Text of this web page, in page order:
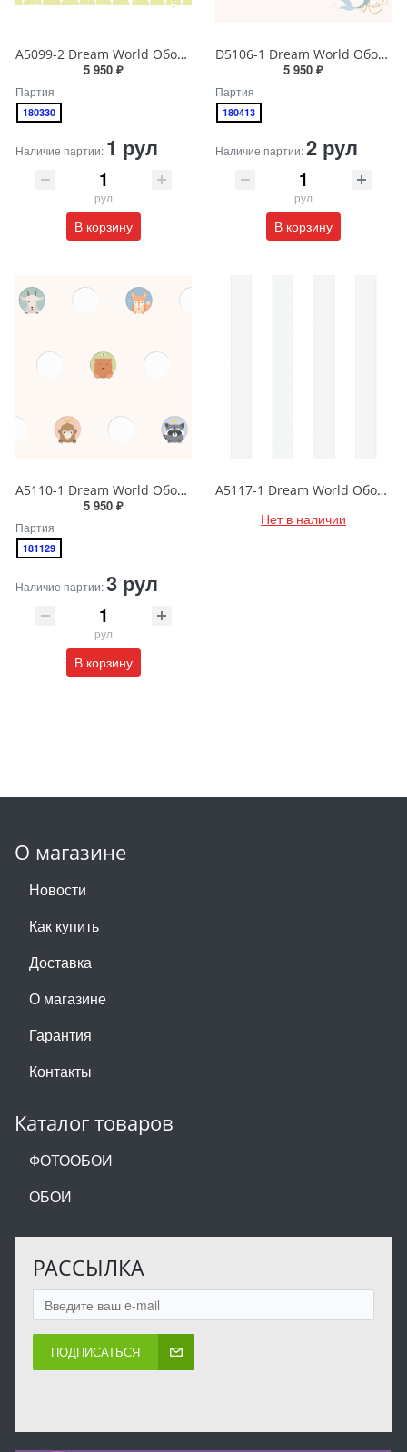
A5099-2 Dream World Обои виниловые на бумажной основе 1.06*15.6
5 950 ₽
Партия
180330
Наличие партии: 1 рул
рул
В корзину
D5106-1 Dream World Обои виниловые на бумажной основе 1.06*15.6
5 950 ₽
Партия
180413
Наличие партии:2 рул
рул
В корзину
A5110-1 Dream World Обои виниловые на бумажной основе 1.06*15.6
5 950 ₽
Партия
181129
Наличие партии:3 рул
рул
В корзину
A5117-1 Dream World Обои виниловые на бумажной основе 1.06*15.6
Нет в наличии
О магазине
Новости
Как купить
Доставка
О магазине
Гарантия
Контакты
Каталог товаров
ФОТООБОИ
ОБОИ
РАССЫЛКА
ПОДПИСАТЬСЯ